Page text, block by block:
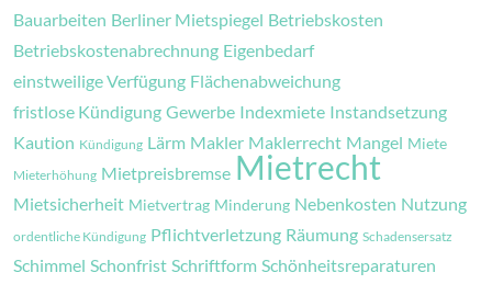
Bauarbeiten Berliner Mietspiegel Betriebskosten
Betriebskostenabrechnung Eigenbedarf
einstweilige Verfügung Flächenabweichung
fristlose Kündigung Gewerbe Indexmiete Instandsetzung
Kaution Kündigung Lärm Makler Maklerrecht Mangel Miete
Mieterhöhung Mietpreisbremse Mietrecht
Mietsicherheit Mietvertrag Minderung Nebenkosten Nutzung
ordentliche Kündigung Pflichtverletzung Räumung Schadensersatz
Schimmel Schonfrist Schriftform Schönheitsreparaturen